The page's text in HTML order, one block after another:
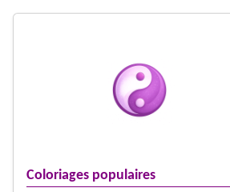
Coloriages populaires